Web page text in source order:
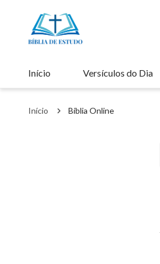
Início Versículos do Dia
Início Bíblia Online